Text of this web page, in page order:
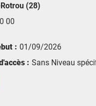
(28)
00
: 01/09/2026
: Sans Niveau